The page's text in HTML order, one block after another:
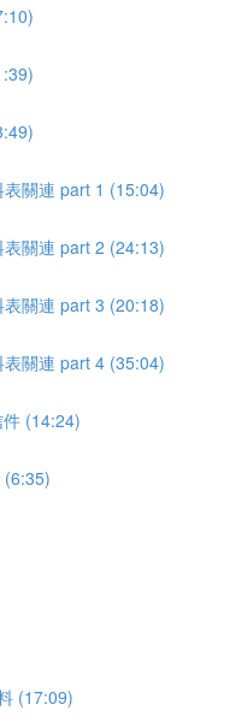
關連 part 1 (15:04)
關連 part 2 (24:13)
關連 part 3 (20:18)
關連 part 4 (35:04)
(14:24)
(6:35)
(17:09)